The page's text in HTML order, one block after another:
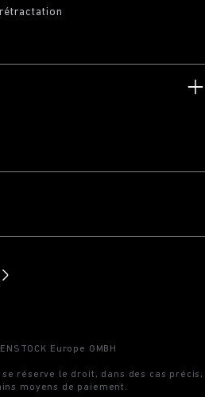
Europe GMBH
se réserve le droit, dans des cas précis,
moyens de paiement.